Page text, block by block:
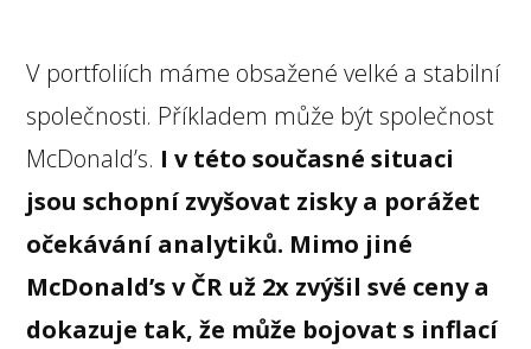
V portfoliích máme obsažené velké a stabilní
společnosti. Příkladem může být společnost
McDonald’s. I v této současné situaci
jsou schopní zvyšovat zisky a porážet
očekávání analytiků. Mimo jiné
McDonald’s v ČR už 2x zvýšil své ceny a
dokazuje tak, že může bojovat s inflací